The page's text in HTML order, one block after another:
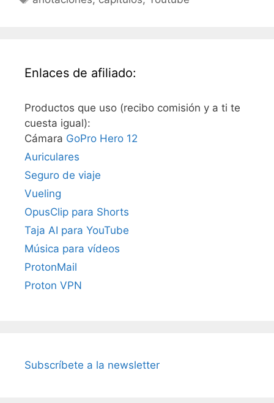
Enlaces de afiliado:
Productos que uso (recibo comisión y a ti te
cuesta igual):
Cámara GoPro Hero 12
Auriculares
Seguro de viaje
Vueling
OpusClip para Shorts
Taja AI para YouTube
Música para vídeos
ProtonMail
Proton VPN
Subscríbete a la newsletter